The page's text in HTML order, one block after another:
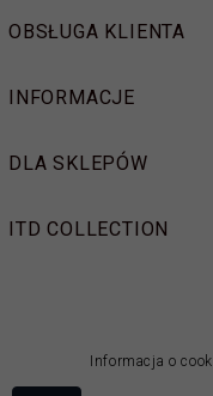
OBSŁUGA KLIENTA
INFORMACJE
DLA SKLEPÓW
ITD COLLECTION
Informacja o